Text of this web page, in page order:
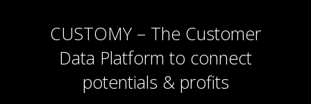
CUSTOMY – The Customer
Data Platform to connect
potentials & profits